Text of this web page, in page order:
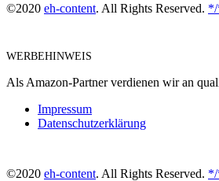
©2020 eh-content. All Rights Reserved. */
WERBEHINWEIS
Als Amazon-Partner verdienen wir an
Impressum
Datenschutzerklärung
©2020 eh-content. All Rights Reserved. */